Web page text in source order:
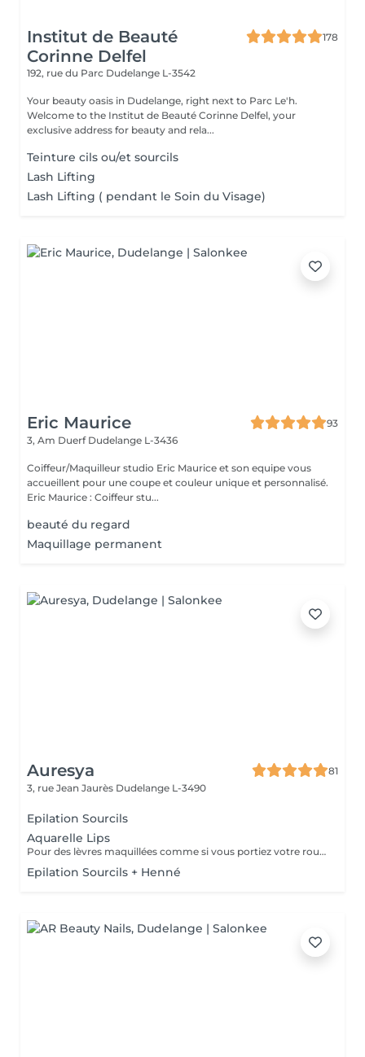
Institut de Beauté
Corinne Delfel
178
192, rue du Parc Dudelange L-3542
Your beauty oasis in Dudelange, right next to Parc Le'h.
Welcome to the Institut de Beauté Corinne Delfel, your
exclusive address for beauty and rela...
Teinture cils ou/et sourcils
Lash Lifting
Lash Lifting ( pendant le Soin du Visage)
Eric Maurice
93
3, Am Duerf Dudelange L-3436
Coiffeur/Maquilleur studio Eric Maurice et son equipe vous
accueillent pour une coupe et couleur unique et personnalisé.
Eric Maurice : Coiffeur stu...
beauté du regard
Maquillage permanent
Auresya
81
3, rue Jean Jaurès Dudelange L-3490
Epilation Sourcils
Aquarelle Lips
Pour des lèvres maquillées comme si vous portiez votre rouge habituelle
Epilation Sourcils + Henné